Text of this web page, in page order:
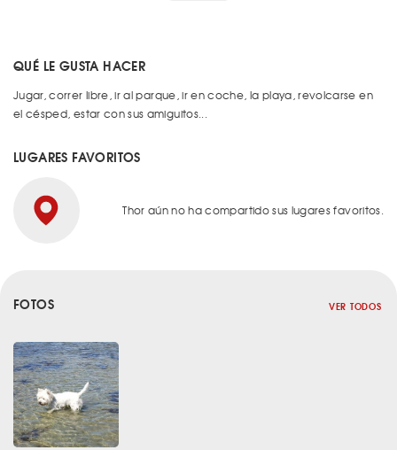
QUÉ LE GUSTA HACER
Jugar, correr libre, ir al parque, ir en coche, la playa, revolcarse en
el césped, estar con sus amiguitos...
LUGARES FAVORITOS
Thor aún no ha compartido sus lugares favoritos.
FOTOS VER TODOS